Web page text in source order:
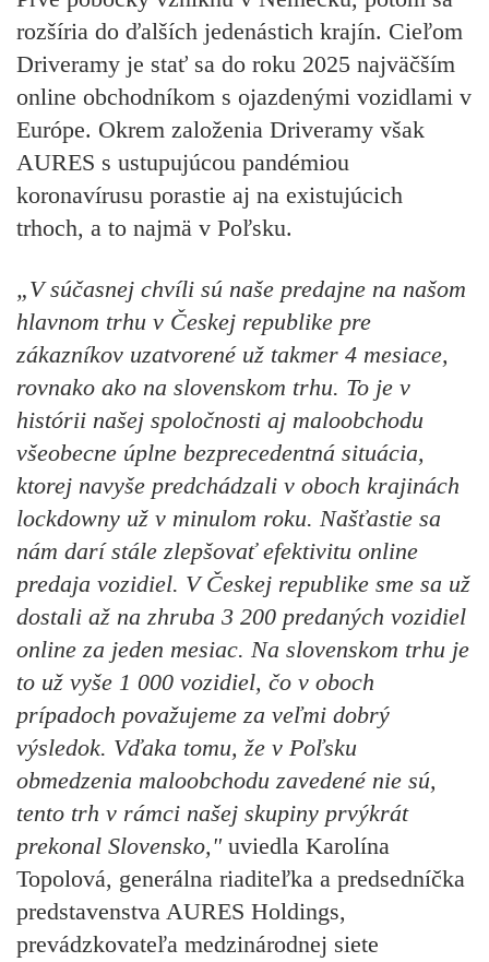
rozšíria do ďalších jedenástich krajín. Cieľom
Driveramy je stať sa do roku 2025 najväčším
online obchodníkom s ojazdenými vozidlami v
Európe. Okrem založenia Driveramy však
AURES s ustupujúcou pandémiou
koronavírusu porastie aj na existujúcich
trhoch, a to najmä v Poľsku.
„V súčasnej chvíli sú naše predajne na našom
hlavnom trhu v Českej republike pre
zákazníkov uzatvorené už takmer 4 mesiace,
rovnako ako na slovenskom trhu. To je v
histórii našej spoločnosti aj maloobchodu
všeobecne úplne bezprecedentná situácia,
ktorej navyše predchádzali v oboch krajinách
lockdowny už v minulom roku. Našťastie sa
nám darí stále zlepšovať efektivitu online
predaja vozidiel. V Českej republike sme sa už
dostali až na zhruba 3 200 predaných vozidiel
online za jeden mesiac. Na slovenskom trhu je
to už vyše 1 000 vozidiel, čo v oboch
prípadoch považujeme za veľmi dobrý
výsledok. Vďaka tomu, že v Poľsku
obmedzenia maloobchodu zavedené nie sú,
tento trh v rámci našej skupiny prvýkrát
prekonal Slovensko," uviedla Karolína
Topolová, generálna riaditeľka a predsedníčka
predstavenstva AURES Holdings,
prevádzkovateľa medzinárodnej siete